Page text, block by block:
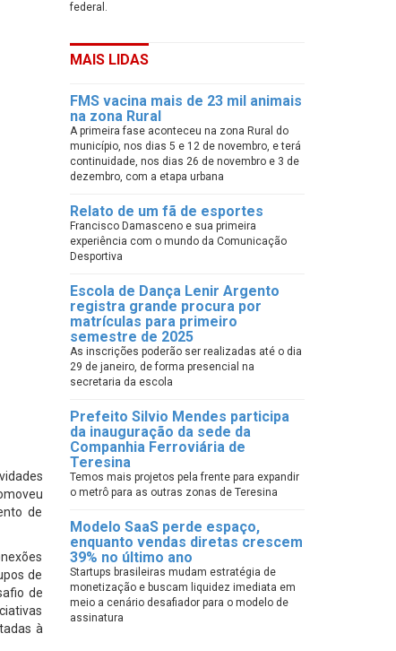
de
de
de
à
federal.
MAIS LIDAS
FMS vacina mais de 23 mil animais
na zona Rural
A primeira fase aconteceu na zona Rural do
município, nos dias 5 e 12 de novembro, e terá
continuidade, nos dias 26 de novembro e 3 de
dezembro, com a etapa urbana
Relato de um fã de esportes
Francisco Damasceno e sua primeira
experiência com o mundo da Comunicação
Desportiva
Escola de Dança Lenir Argento
registra grande procura por
matrículas para primeiro
semestre de 2025
As inscrições poderão ser realizadas até o dia
29 de janeiro, de forma presencial na
secretaria da escola
Prefeito Silvio Mendes participa
da inauguração da sede da
Companhia Ferroviária de
Teresina
Temos mais projetos pela frente para expandir
o metrô para as outras zonas de Teresina
Modelo SaaS perde espaço,
enquanto vendas diretas crescem
39% no último ano
Startups brasileiras mudam estratégia de
monetização e buscam liquidez imediata em
meio a cenário desafiador para o modelo de
assinatura